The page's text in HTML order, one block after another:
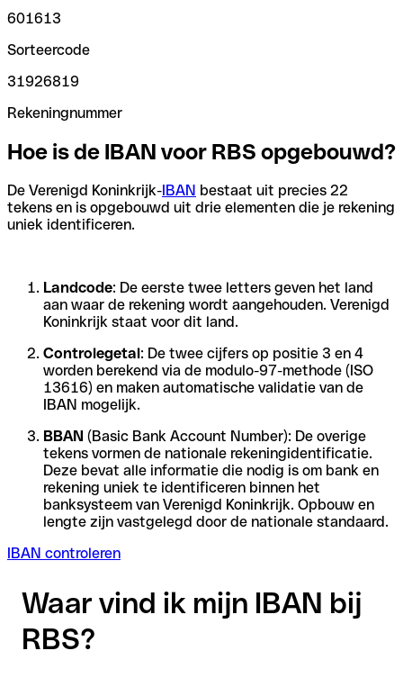
601613
Sorteercode
31926819
Rekeningnummer
Hoe is de IBAN voor RBS opgebouwd?
De Verenigd Koninkrijk-IBAN bestaat uit precies 22
tekens en is opgebouwd uit drie elementen die je rekening
uniek identificeren.
Landcode: De eerste twee letters geven het land
aan waar de rekening wordt aangehouden. Verenigd
Koninkrijk staat voor dit land.
Controlegetal: De twee cijfers op positie 3 en 4
worden berekend via de modulo-97-methode (ISO
13616) en maken automatische validatie van de
IBAN mogelijk.
BBAN (Basic Bank Account Number): De overige
tekens vormen de nationale rekeningidentificatie.
Deze bevat alle informatie die nodig is om bank en
rekening uniek te identificeren binnen het
banksysteem van Verenigd Koninkrijk. Opbouw en
lengte zijn vastgelegd door de nationale standaard.
IBAN controleren
Waar vind ik mijn IBAN bij
RBS?